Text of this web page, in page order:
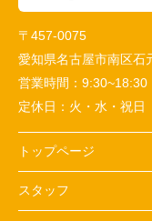
〒457-0075
愛知県名古屋市南区
営業時間： 9:30~18:30
定休日： 火・水・祝日
トップページ
スタッフ